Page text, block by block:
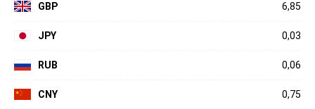
GBP 6,85
JPY 0,03
RUB 0,06
CNY 0,75